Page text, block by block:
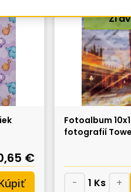
€
Fotoalbum
fotografií
- 1 Ks +